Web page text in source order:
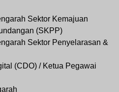
Sektor Kemajuan
(SKPP)
Sektor Penyelarasan &
(CDO) / Ketua Pegawai